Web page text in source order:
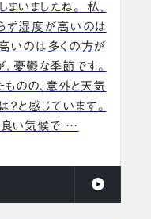
いましたね。 私、
ず湿度が高いのは
いのは多くの方が
憂鬱な季節です。
のの、意外と天気
と感じています。
良い気候で …